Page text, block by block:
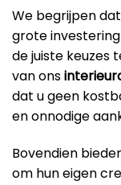
We begrijpen
grote
de juiste keuzes
van ons
dat u geen
en onnodige
Bovendien
om hun eigen